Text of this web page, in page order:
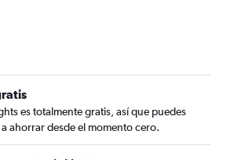
es totalmente gratis, así que puedes
ahorrar desde el momento cero.